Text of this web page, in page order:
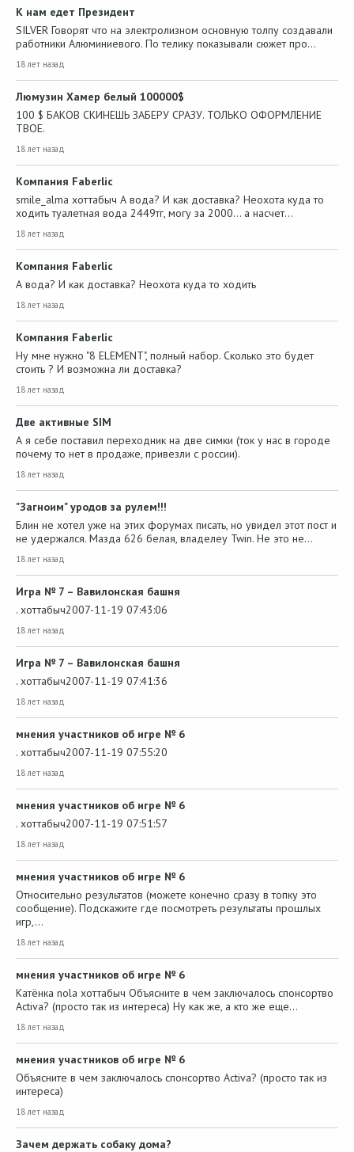
К нам едет Президент
SILVER Говорят что на электролизном основную толпу создавали
работники Алюминиевого. По телику показывали сюжет про…
18 лет назад
Люмузин Хамер белый 100000$
100 $ БАКОВ СКИНЕШЬ ЗАБЕРУ СРАЗУ. ТОЛЬКО ОФОРМЛЕНИЕ
ТВОЕ.
18 лет назад
Компания Faberlic
smile_alma хоттабыч А вода? И как доставка? Неохота куда то
ходить туалетная вода 2449тг, могу за 2000... а насчет…
18 лет назад
Компания Faberlic
А вода? И как доставка? Неохота куда то ходить
18 лет назад
Компания Faberlic
Ну мне нужно "8 ELEMENT", полный набор. Сколько это будет
стоить ? И возможна ли доставка?
18 лет назад
Две активные SIM
А я себе поставил переходник на две симки (ток у нас в городе
почему то нет в продаже, привезли с россии).
18 лет назад
"Загноим" уродов за рулем!!!
Блин не хотел уже на этих форумах писать, но увидел этот пост и
не удержался. Мазда 626 белая, владелеу Twin. Не это не…
18 лет назад
Игра № 7 – Вавилонская башня
. хоттабыч2007-11-19 07:43:06
18 лет назад
Игра № 7 – Вавилонская башня
. хоттабыч2007-11-19 07:41:36
18 лет назад
мнения участников об игре № 6
. хоттабыч2007-11-19 07:55:20
18 лет назад
мнения участников об игре № 6
. хоттабыч2007-11-19 07:51:57
18 лет назад
мнения участников об игре № 6
Относительно результатов (можете конечно сразу в топку это
сообщение). Подскажите где посмотреть результаты прошлых
игр,…
18 лет назад
мнения участников об игре № 6
Катёнка nola хоттабыч Объясните в чем заключалось спонсортво
Activa? (просто так из интереса) Ну как же, а кто же еще…
18 лет назад
мнения участников об игре № 6
Объясните в чем заключалось спонсортво Activa? (просто так из
интереса)
18 лет назад
Зачем держать собаку дома?